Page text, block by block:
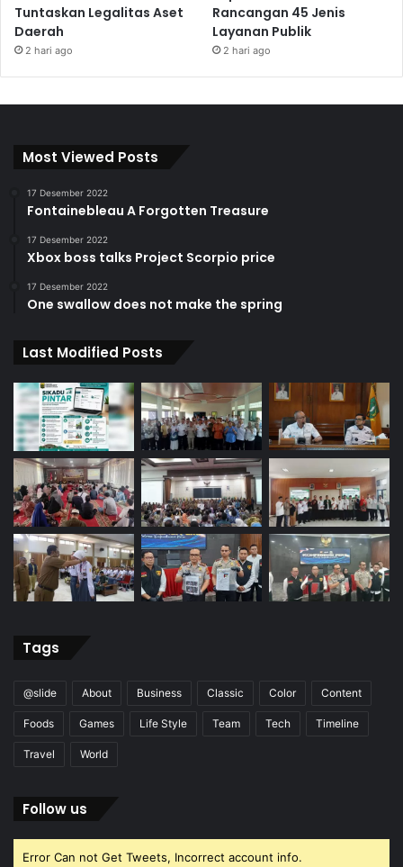
Tuntaskan Legalitas Aset
Daerah
2 hari ago
Rancangan 45 Jenis
Layanan Publik
2 hari ago
Most Viewed Posts
17 Desember 2022
Fontainebleau A Forgotten Treasure
17 Desember 2022
Xbox boss talks Project Scorpio price
17 Desember 2022
One swallow does not make the spring
Last Modified Posts
Tags
@slide About Business Classic Color Content
Foods Games Life Style Team Tech Timeline
Travel World
Follow us
Error Can not Get Tweets, Incorrect account info.